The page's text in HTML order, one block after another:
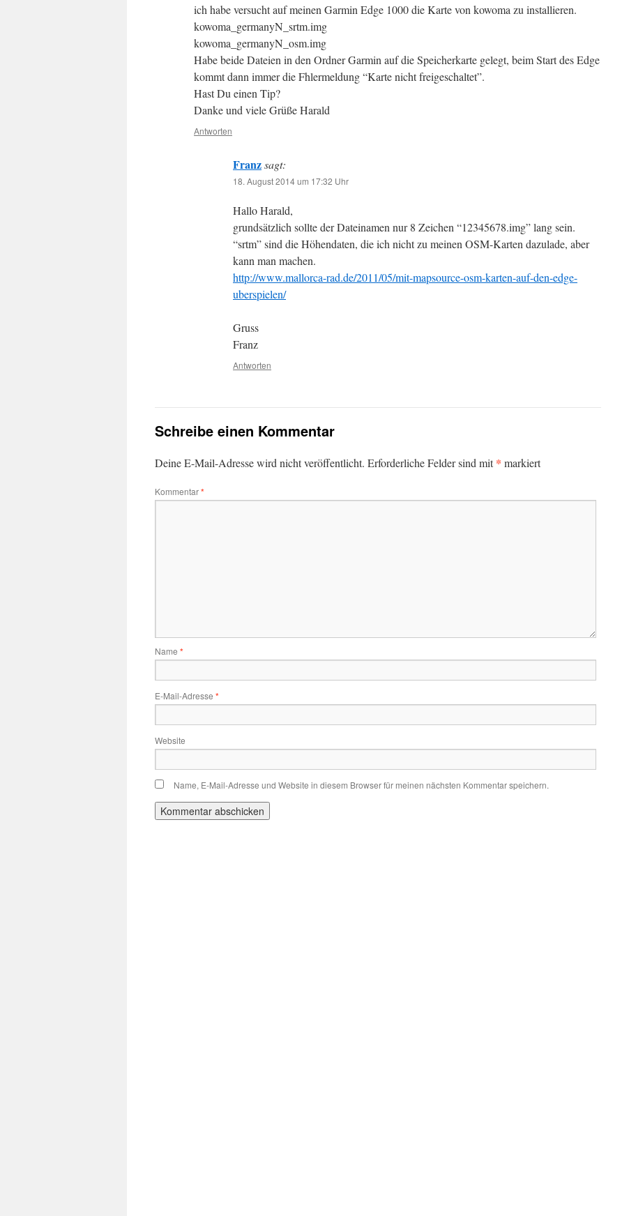
ich habe versucht auf meinen Garmin Edge 1000 die Karte von kowoma zu installieren.
kowoma_germanyN_srtm.img
kowoma_germanyN_osm.img
Habe beide Dateien in den Ordner Garmin auf die Speicherkarte gelegt, beim Start des Edge
kommt dann immer die Fhlermeldung “Karte nicht freigeschaltet”.
Hast Du einen Tip?
Danke und viele Grüße Harald
Antworten
Franzsagt:
18. August 2014 um 17:32 Uhr
Hallo Harald,
grundsätzlich sollte der Dateinamen nur 8 Zeichen “12345678.img” lang sein.
“srtm” sind die Höhendaten, die ich nicht zu meinen OSM-Karten dazulade, aber
kann man machen.
http://www.mallorca-rad.de/2011/05/mit-mapsource-osm-karten-auf-den-edge-
uberspielen/
Gruss
Franz
Antworten
Schreibe einen Kommentar
Deine E-Mail-Adresse wird nicht veröffentlicht. Erforderliche Felder sind mit* markiert
Kommentar*
Name *
E-Mail-Adresse *
Website
Name, E-Mail-Adresse und Website in diesem Browser für meinen nächsten Kommentar speichern.